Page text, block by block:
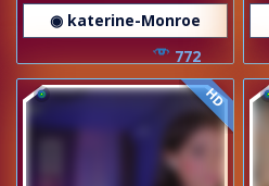
◉ katerine-Monroe
772
HD